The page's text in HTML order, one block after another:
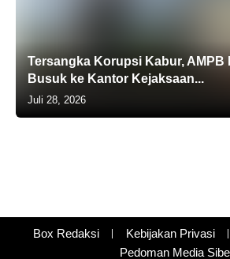
Tersangka Korupsi Kabur, AMPB
Busuk ke Kantor Kejaksaan...
Juli 28, 2026
Box Redaksi Kebijakan Privasi
Pedoman Media